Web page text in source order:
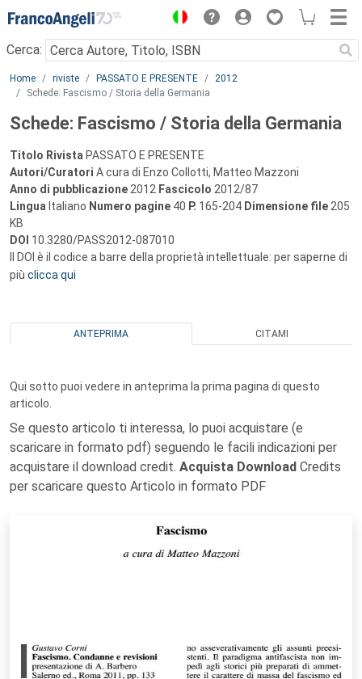
Menu
Cerca:
Main content
Home riviste PASSATO E PRESENTE
2012
Schede: Fascismo / Storia della Germania
Schede: Fascismo / Storia della Germania
Titolo Rivista PASSATO E PRESENTE
Autori/Curatori A cura di Enzo Collotti, Matteo Mazzoni
Anno di pubblicazione 2012 Fascicolo 2012/87
Lingua Italiano Numero pagine 40 P. 165-204 Dimensione file 205
KB
DOI 10.3280/PASS2012-087010
Il DOI è il codice a barre della proprietà intellettuale: per saperne di
più clicca qui
ANTEPRIMA CITAMI
Qui sotto puoi vedere in anteprima la prima pagina di questo
articolo.
Se questo articolo ti interessa, lo puoi acquistare (e
scaricare in formato pdf) seguendo le facili indicazioni per
acquistare il download credit. Acquista Download Credits
per scaricare questo Articolo in formato PDF